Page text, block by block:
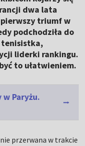
dwa lata
pierwszy triumf w
podchodziła do
liderki rankingu.
to ułatwieniem.
w Paryżu.
przerwana w trakcie